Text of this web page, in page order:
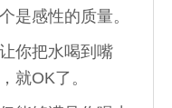
感性的质量。
你把水喝到嘴
就OK了。